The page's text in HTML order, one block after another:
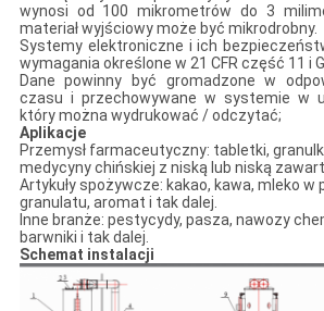
wynosi od 100 mikrometrów do 3
materiał wyjściowy może być mikrodrobny.
Systemy elektroniczne i ich
wymagania określone w 21 CFR część 11 i
Dane powinny być gromadzone w
czasu i przechowywane w systemie w
który można wydrukować / odczytać;
Aplikacje
Przemysł farmaceutyczny: tabletki,
medycyny chińskiej z niską lub niską
Artykuły spożywcze: kakao, kawa, mleko w
granulatu, aromat i tak dalej.
Inne branże: pestycydy, pasza, nawozy
barwniki i tak dalej.
Schemat instalacji